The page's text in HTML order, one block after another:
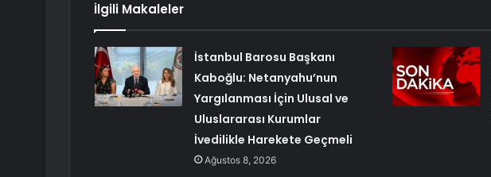
İlgili Makaleler
İstanbul Barosu Başkanı
Kaboğlu: Netanyahu’nun
Yargılanması İçin Ulusal ve
Uluslararası Kurumlar
İvedilikle Harekete Geçmeli
Ağustos 8, 2026